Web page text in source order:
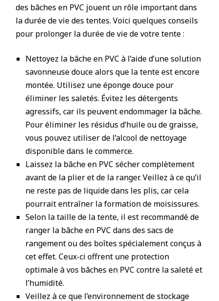
des bâches en PVC jouent un rôle important dans
la durée de vie des tentes. Voici quelques conseils
pour prolonger la durée de vie de votre tente :
Nettoyez la bâche en PVC à l’aide d’une solution
savonneuse douce alors que la tente est encore
montée. Utilisez une éponge douce pour
éliminer les saletés. Évitez les détergents
agressifs, car ils peuvent endommager la bâche.
Pour éliminer les résidus d’huile ou de graisse,
vous pouvez utiliser de l’alcool de nettoyage
disponible dans le commerce.
Laissez la bâche en PVC sécher complètement
avant de la plier et de la ranger. Veillez à ce qu’il
ne reste pas de liquide dans les plis, car cela
pourrait entraîner la formation de moisissures.
Selon la taille de la tente, il est recommandé de
ranger la bâche en PVC dans des sacs de
rangement ou des boîtes spécialement conçus à
cet effet. Ceux-ci offrent une protection
optimale à vos bâches en PVC contre la saleté et
l’humidité.
Veillez à ce que l’environnement de stockage